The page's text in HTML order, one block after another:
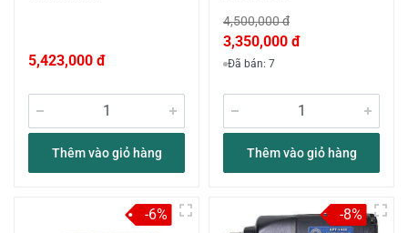
5,423,000 đ
Thêm vào giỏ hàng
4,500,000 đ
3,350,000 đ
Đã bán: 7
Thêm vào giỏ hàng
-6% -8%